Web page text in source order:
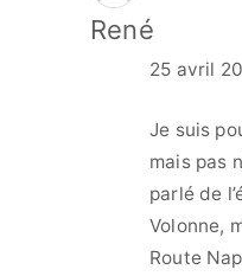
René
25 avril
Je suis
mais pas
parlé de
Volonne,
Route